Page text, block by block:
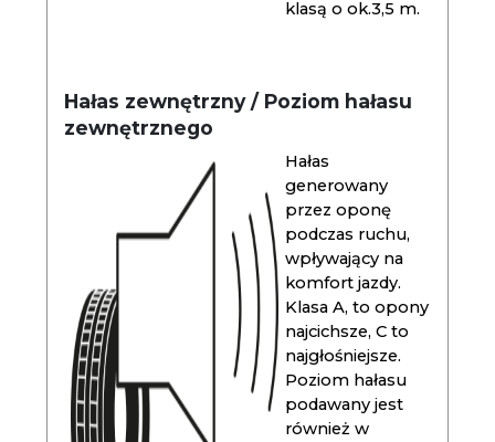
klasą o ok.3,5 m.
Hałas zewnętrzny / Poziom hałasu
zewnętrznego
Hałas
generowany
przez oponę
podczas ruchu,
wpływający na
komfort jazdy.
Klasa A, to opony
najcichsze, C to
najgłośniejsze.
Poziom hałasu
podawany jest
również w